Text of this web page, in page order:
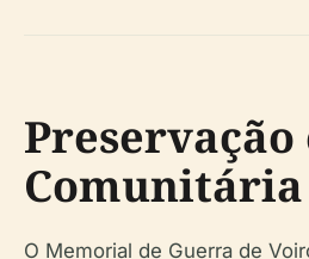
Preservação
Comunitária
O Memorial de Guerra de